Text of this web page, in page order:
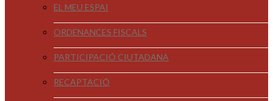
EL MEU ESPAI
ORDENANCES FISCALS
PARTICIPACIÓ CIUTADANA
RECAPTACIÓ